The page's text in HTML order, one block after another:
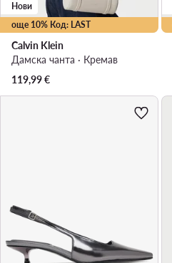
още 10% Код: LAST
Нови
Calvin Klein
Дамска чанта · Кремав
119,99€